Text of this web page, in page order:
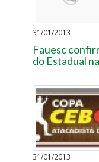
31/01/2013
Fauesc
do Estadual
31/01/2013